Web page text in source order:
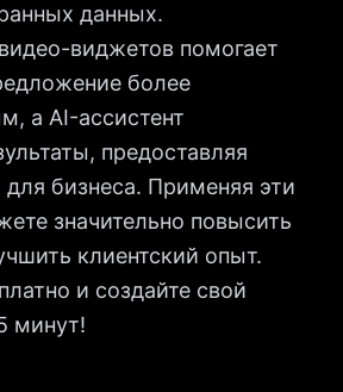
данных.
виджетов помогает
более
а AI-ассистент
предоставляя
бизнеса. Применяя эти
значительно повысить
клиентский опыт.
и создайте свой
минут!